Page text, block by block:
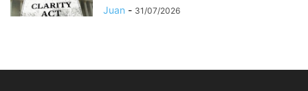
Juan - 31/07/2026